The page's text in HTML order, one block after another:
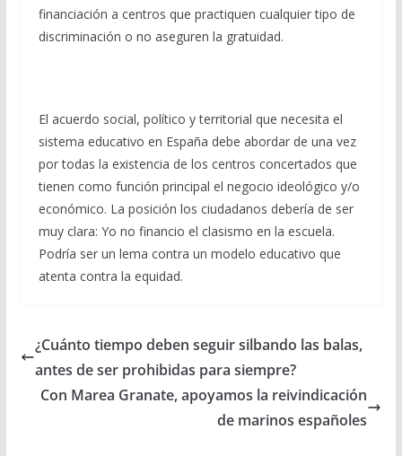
financiación a centros que practiquen cualquier tipo de
discriminación o no aseguren la gratuidad.
El acuerdo social, político y territorial que necesita el
sistema educativo en España debe abordar de una vez
por todas la existencia de los centros concertados que
tienen como función principal el negocio ideológico y/o
económico. La posición los ciudadanos debería de ser
muy clara: Yo no financio el clasismo en la escuela.
Podría ser un lema contra un modelo educativo que
atenta contra la equidad.
¿Cuánto tiempo deben seguir silbando las balas,
antes de ser prohibidas para siempre?
Con Marea Granate, apoyamos la reivindicación
de marinos españoles